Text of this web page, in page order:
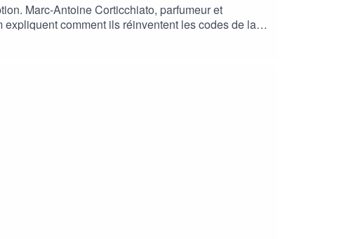
Marc-Antoine Corticchiato, parfumeur et
expliquent comment ils réinventent les codes de la
lors de la Grasse Perfume Week 2025 et animée
Retrouvez tous nos podcasts sur les